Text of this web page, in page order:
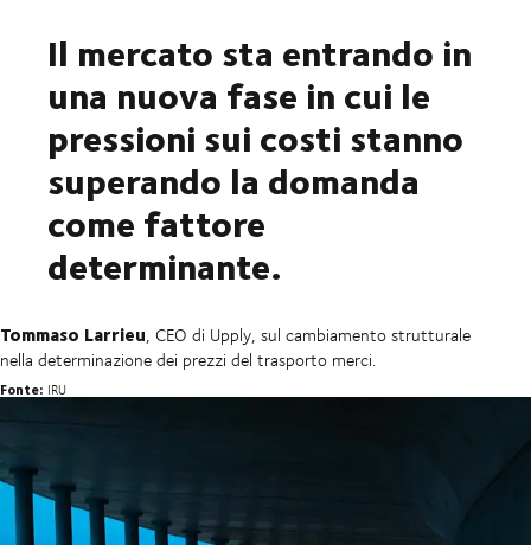
Il mercato sta entrando in
una nuova fase in cui le
pressioni sui costi stanno
superando la domanda
come fattore
determinante.
Tommaso Larrieu, CEO di Upply, sul cambiamento strutturale
nella determinazione dei prezzi del trasporto merci.
Fonte: IRU